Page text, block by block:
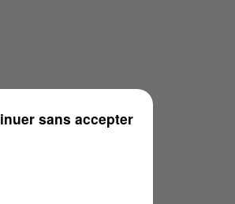
sans accepter